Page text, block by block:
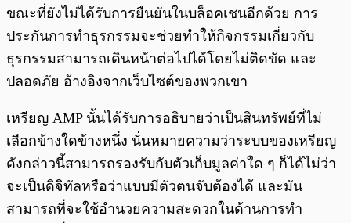
ขณะที่ยังไม่ได้รับการยืนยันในบล็อคเชนอีกด้วย การ
ประกันการทำธุรกรรมจะช่วยทำให้กิจกรรมเกี่ยวกับ
ธุรกรรมสามารถเดินหน้าต่อไปได้โดยไม่ติดขัด และ
ปลอดภัย อ้างอิงจากเว็บไซต์ของพวกเขา
เหรียญ AMP นั้นได้รับการอธิบายว่าเป็นสินทรัพย์ที่ไม่
เลือกข้างใดข้างหนึ่ง นั่นหมายความว่าระบบของเหรียญ
ดังกล่าวนี้สามารถรองรับกับตัวเก็บมูลค่าใด ๆ ก็ได้ไม่ว่า
จะเป็นดิจิทัลหรือว่าแบบมีตัวตนจับต้องได้ และมัน
สามารถที่จะใช้อำนวยความสะดวกในด้านการทำ